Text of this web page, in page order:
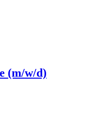
(m/w/d)